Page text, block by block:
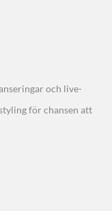
och live-
för chansen att